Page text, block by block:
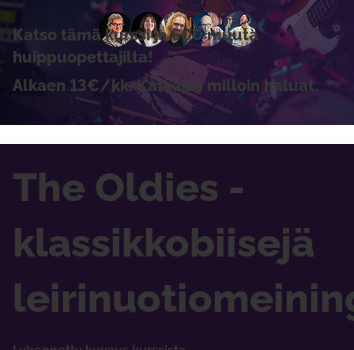
Katso tämä kurssi ja 600 muuta
huippuopettajilta!
Alkaen 13€/kk. Katkaise milloin haluat.
The Oldies -
klassikkobiisejä